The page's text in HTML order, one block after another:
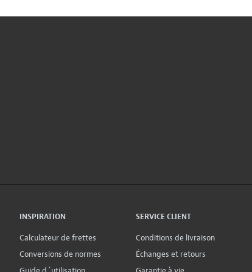
INSPIRATION
Calculateur de frettes
Conversions de normes
SERVICE CLIENT
Conditions de livraison
Échanges et retours